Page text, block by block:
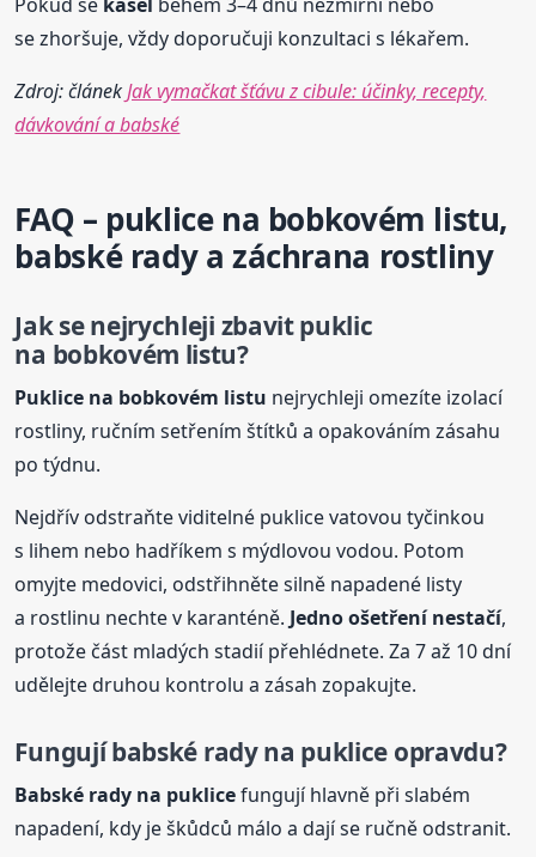
se zhoršuje, vždy doporučuji konzultaci s lékařem.
Zdroj: článekJak vymačkat šťávu z cibule: účinky, recepty,
dávkování a babské
FAQ – puklice na bobkovém listu,
babské radya záchrana rostliny
Jak se nejrychleji zbavit puklic
na bobkovém listu?
Puklice na bobkovém listu nejrychleji omezíte izolací
rostliny, ručním setřením štítků a opakováním zásahu
po týdnu.
Nejdřív odstraňte viditelné puklice vatovou tyčinkou
s lihem nebo hadříkem s mýdlovou vodou. Potom
omyjte medovici, odstřihněte silně napadené listy
a rostlinu nechte v karanténě. Jedno ošetření nestačí,
protože část mladých stadií přehlédnete. Za 7 až 10 dní
udělejte druhou kontrolu a zásah zopakujte.
Fungujíbabské radyna puklice opravdu?
Babské rady na puklicefungují hlavně při slabém
napadení, kdy je škůdců málo a dají se ručně odstranit.